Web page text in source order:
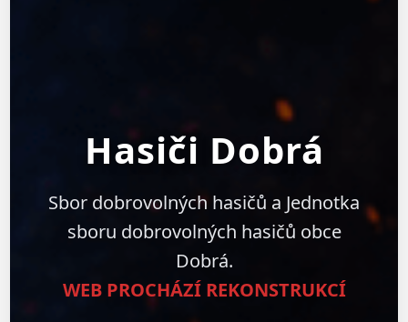
Hasiči Dobrá
Sbor dobrovolných hasičů a Jednotka
sboru dobrovolných hasičů obce
Dobrá.
WEB PROCHÁZÍ REKONSTRUKCÍ